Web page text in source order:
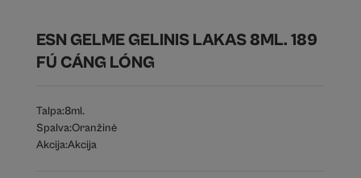
ESN GELME GELINIS LAKAS 8ML. 189
FÚ CÁNG LÓNG
Talpa:8ml.
Spalva:Oranžinė
Akcija:Akcija